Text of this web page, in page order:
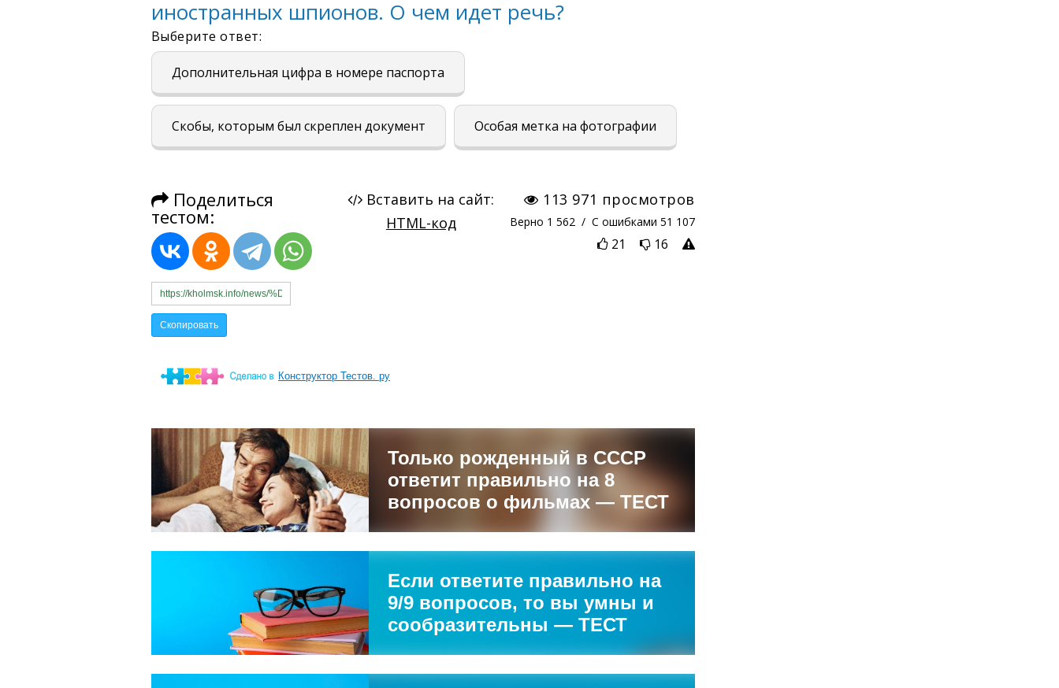
Конструктор Тестов. ру
Только рожденный в СССР
ответит правильно на 8
вопросов о фильмах — ТЕСТ
Если ответите правильно на
9/9 вопросов, то вы умны и
сообразительны — ТЕСТ